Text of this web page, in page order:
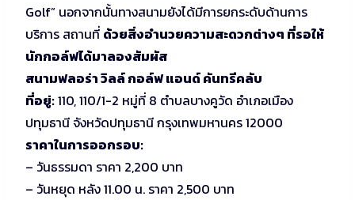
Golf” นอกจากนั้นทางสนามยังได้มีการยกระดับด้านการ
บริการ สถานที่ ด้วยสิ่งอำนวยความสะดวกต่างๆ ที่รอให้
นักกอล์ฟได้มาลองสัมผัส
สนามฟลอร่า วิลล์ กอล์ฟ แอนด์ คันทรีคลับ
ที่อยู่:110, 110/1-2 หมู่ที่ 8 ตำบลบางคูวัด อำเภอเมือง
ปทุมธานี จังหวัดปทุมธานี กรุงเทพมหานคร 12000
ราคาในการออกรอบ:
– วันธรรมดา ราคา 2,200 บาท
– วันหยุด หลัง 11.00 น. ราคา 2,500 บาท